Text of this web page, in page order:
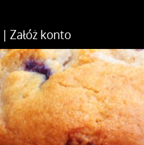
| Załóż konto